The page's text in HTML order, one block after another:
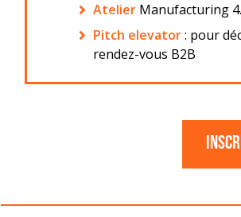
Atelier Manufacturing
Pitch elevator: pour
rendez-vous B2B